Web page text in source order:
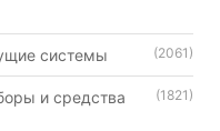
системы (2061)
и средства
(1821)